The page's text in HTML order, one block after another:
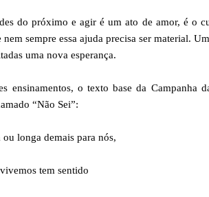
do próximo e agir é um ato de amor, é o
sempre essa ajuda precisa ser material.
uma nova esperança.
ensinamentos, o texto base da Campanha
“Não Sei”:
longa demais para nós,
tem sentido